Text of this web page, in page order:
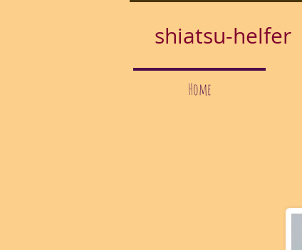
shiatsu-helfer
Home